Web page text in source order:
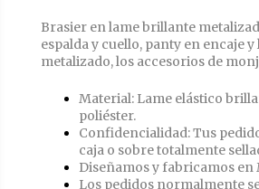
Brasier en lame brillante
espalda y cuello, panty en encaje
metalizado, los accesorios de
Material: Lame elástico
poliéster.
Confidencialidad: Tus
caja o sobre totalmente
Diseñamos y fabricamos
Los pedidos normalmente